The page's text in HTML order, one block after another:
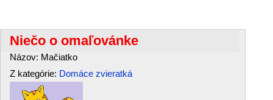
Niečo o omaľovánke
Názov: Mačiatko
Z kategórie: Domáce zvieratká